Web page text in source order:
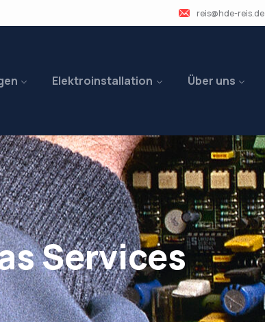
reis@hde-reis.de
Elektroinstallation Über uns
Services